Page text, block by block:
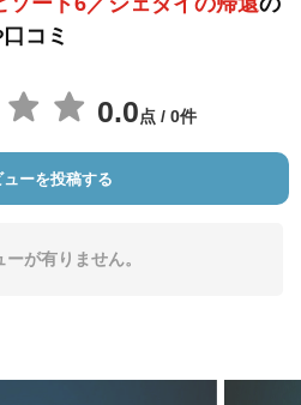
ド・プラウズ アレック・ギネス
ル・ペニント
ケネス・コリー
コミ
0.0点 / 0件
ューを投稿する
が有りません。